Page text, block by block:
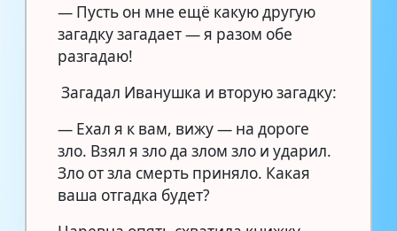
— Пусть он мне ещё какую другую
загадку загадает — я разом обе
разгадаю!
Загадал Иванушка и вторую загадку:
— Ехал я к вам, вижу — на дороге
зло. Взял я зло да злом зло и ударил.
Зло от зла смерть приняло. Какая
ваша отгадка будет?